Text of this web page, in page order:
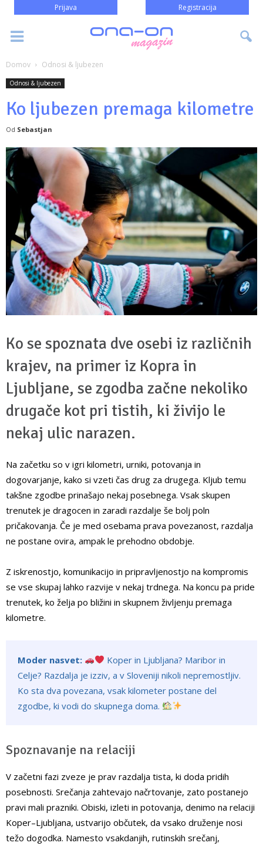
Prijava Registracija
Domov Odnosi & ljubezen
Odnosi & ljubezen
Ko ljubezen premaga kilometre
Od Sebastjan
Ko se spoznata dve osebi iz različnih
krajev, na primer iz Kopra in
Ljubljane, se zgodba začne nekoliko
drugače kot pri tistih, ki živijo le
nekaj ulic narazen.
Na začetku so v igri kilometri, urniki, potovanja in
dogovarjanje, kako si vzeti čas drug za drugega. Kljub temu
takšne zgodbe prinašajo nekaj posebnega. Vsak skupen
trenutek je dragocen in zaradi razdalje še bolj poln
pričakovanja. Če je med osebama prava povezanost, razdalja
ne postane ovira, ampak le prehodno obdobje.
Z iskrenostjo, komunikacijo in pripravljenostjo na kompromis
se vse skupaj lahko razvije v nekaj trdnega. Na koncu pa pride
trenutek, ko želja po bližini in skupnem življenju premaga
kilometre.
Moder nasvet:
Koper in Ljubljana? Maribor in
Celje? Razdalja je izziv, a v Sloveniji nikoli nepremostljiv.
Ko sta dva povezana, vsak kilometer postane del
zgodbe, ki vodi do skupnega doma.
Spoznavanje na relaciji
V začetni fazi zveze je prav razdalja tista, ki doda pridih
posebnosti. Srečanja zahtevajo načrtovanje, zato postanejo
pravi mali prazniki. Obiski, izleti in potovanja, denimo na relaciji
Koper–Ljubljana, ustvarijo občutek, da vsako druženje nosi
težo dogodka. Namesto vsakdanjih, rutinskih srečanj,